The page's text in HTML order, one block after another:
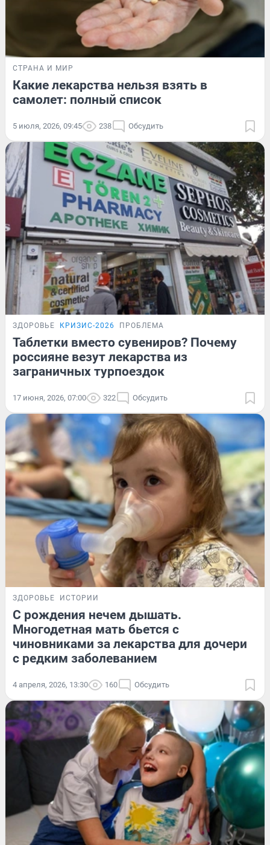
СТРАНА И МИР
Какие лекарства нельзя взять в
самолет: полный список
5 июля, 2026, 09:45 238 Обсудить
ЗДОРОВЬЕ КРИЗИС-2026 ПРОБЛЕМА
Таблетки вместо сувениров? Почему
россияне везут лекарства из
заграничных турпоездок
17 июня, 2026, 07:00 322 Обсудить
ЗДОРОВЬЕ ИСТОРИИ
С рождения нечем дышать.
Многодетная мать бьется с
чиновниками за лекарства для дочери
с редким заболеванием
4 апреля, 2026, 13:30 160 Обсудить